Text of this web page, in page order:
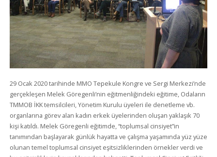
29 Ocak 2020 tarihinde MMO Tepekule Kongre ve Sergi Merkezi’nde
gerçekleşen Melek Göregenli’nin eğitmenliğindeki eğitime, Odaların
TMMOB İKK temsilcileri, Yönetim Kurulu üyeleri ile denetleme vb.
organlarına görev alan kadın erkek üyelerinden oluşan yaklaşık 70
kişi katıldı. Melek Göregenli eğitimde, “toplumsal cinsiyet”in
tanımından başlayarak günlük hayatta ve çalışma yaşamında yüz yüze
olunan temel toplumsal cinsiyet eşitsizliklerinden örnekler verdi ve